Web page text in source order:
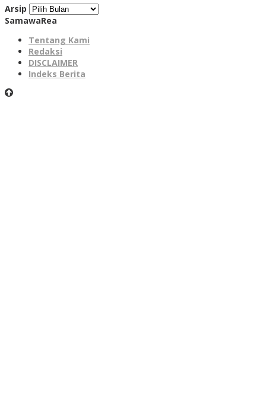
Arsip
SamawaRea
Tentang Kami
Redaksi
DISCLAIMER
Indeks Berita